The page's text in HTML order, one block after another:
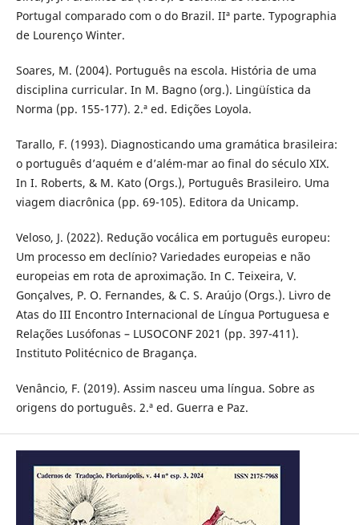
Portugal comparado com o do Brazil. IIª parte. Typographia
de Lourenço Winter.
Soares, M. (2004). Português na escola. História de uma
disciplina curricular. In M. Bagno (org.). Lingüística da
Norma (pp. 155-177). 2.ª ed. Edições Loyola.
Tarallo, F. (1993). Diagnosticando uma gramática brasileira:
o português d’aquém e d’além-mar ao final do século XIX.
In I. Roberts, & M. Kato (Orgs.), Português Brasileiro. Uma
viagem diacrônica (pp. 69-105). Editora da Unicamp.
Veloso, J. (2022). Redução vocálica em português europeu:
Um processo em declínio? Variedades europeias e não
europeias em rota de aproximação. In C. Teixeira, V.
Gonçalves, P. O. Fernandes, & C. S. Araújo (Orgs.). Livro de
Atas do III Encontro Internacional de Língua Portuguesa e
Relações Lusófonas – LUSOCONF 2021 (pp. 397-411).
Instituto Politécnico de Bragança.
Venâncio, F. (2019). Assim nasceu uma língua. Sobre as
origens do português. 2.ª ed. Guerra e Paz.